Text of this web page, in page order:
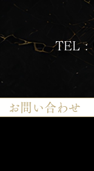
TEL :
お問い合わせ